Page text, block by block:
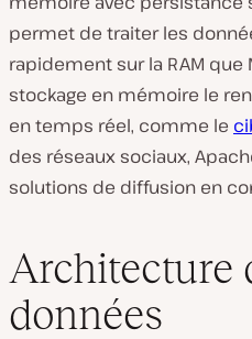
permet de traiter les
rapidement sur la RAM que
stockage en mémoire le
en temps réel, comme le
des réseaux sociaux,
solutions de diffusion en
Architecture
données